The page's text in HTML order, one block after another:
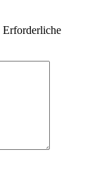
Erforderliche